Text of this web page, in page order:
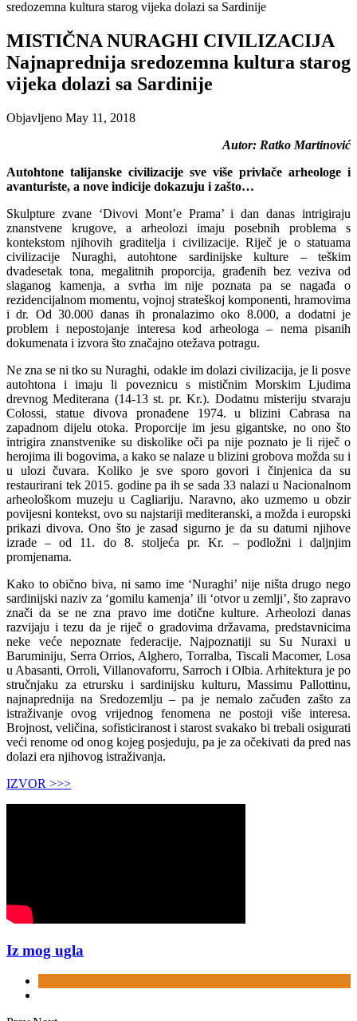
MISTIČNA NURAGHI CIVILIZACIJA
Najnaprednija sredozemna kultura starog
vijeka dolazi sa Sardinije
Objavljeno May 11, 2018
Autor: Ratko Martinović
Autohtone talijanske civilizacije sve više privlače arheologe i
avanturiste, a nove indicije dokazuju i zašto…
Skulpture zvane ‘Divovi Mont’e Prama’ i dan danas intrigiraju
znanstvene krugove, a arheolozi imaju posebnih problema s
kontekstom njihovih graditelja i civilizacije. Riječ je o statuama
civilizacije Nuraghi, autohtone sardinijske kulture – teškim
dvadesetak tona, megalitnih proporcija, građenih bez veziva od
slaganog kamenja, a svrha im nije poznata pa se nagađa o
rezidencijalnom momentu, vojnoj strateškoj komponenti, hramovima
i dr. Od 30.000 danas ih pronalazimo oko 8.000, a dodatni je
problem i nepostojanje interesa kod arheologa – nema pisanih
dokumenata i izvora što značajno otežava potragu.
Ne zna se ni tko su Nuraghi, odakle im dolazi civilizacija, je li posve
autohtona i imaju li poveznicu s mističnim Morskim Ljudima
drevnog Mediterana (14-13 st. pr. Kr.). Dodatnu misteriju stvaraju
Colossi, statue divova pronađene 1974. u blizini Cabrasa na
zapadnom dijelu otoka. Proporcije im jesu gigantske, no ono što
intrigira znanstvenike su diskolike oči pa nije poznato je li riječ o
herojima ili bogovima, a kako se nalaze u blizini grobova možda su i
u ulozi čuvara. Koliko je sve sporo govori i činjenica da su
restaurirani tek 2015. godine pa ih se sada 33 nalazi u Nacionalnom
arheološkom muzeju u Cagliariju. Naravno, ako uzmemo u obzir
povijesni kontekst, ovo su najstariji mediteranski, a možda i europski
prikazi divova. Ono što je zasad sigurno je da su datumi njihove
izrade – od 11. do 8. stoljeća pr. Kr. – podložni i daljnjim
promjenama.
Kako to obično biva, ni samo ime ‘Nuraghi’ nije ništa drugo nego
sardinijski naziv za ‘gomilu kamenja’ ili ‘otvor u zemlji’, što zapravo
znači da se ne zna pravo ime dotične kulture. Arheolozi danas
razvijaju i tezu da je riječ o gradovima državama, predstavnicima
neke veće nepoznate federacije. Najpoznatiji su Su Nuraxi u
Baruminiju, Serra Orrios, Alghero, Torralba, Tiscali Macomer, Losa
u Abasanti, Orroli, Villanovaforru, Sarroch i Olbia. Arhitektura je po
stručnjaku za etrursku i sardinijsku kulturu, Massimu Pallottinu,
najnaprednija na Sredozemlju – pa je nemalo začuđen zašto za
istraživanje ovog vrijednog fenomena ne postoji više interesa.
Brojnost, veličina, sofisticiranost i starost svakako bi trebali osigurati
veći renome od onog kojeg posjeduju, pa je za očekivati da pred nas
dolazi era njihovog istraživanja.
IZVOR >>>
Iz mog ugla